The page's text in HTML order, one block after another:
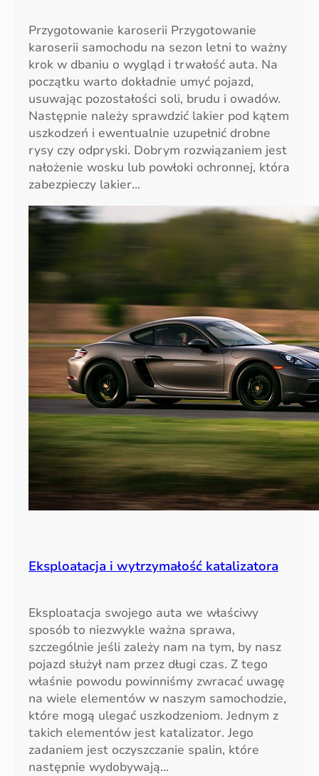
Przygotowanie karoserii Przygotowanie
karoserii samochodu na sezon letni to ważny
krok w dbaniu o wygląd i trwałość auta. Na
początku warto dokładnie umyć pojazd,
usuwając pozostałości soli, brudu i owadów.
Następnie należy sprawdzić lakier pod kątem
uszkodzeń i ewentualnie uzupełnić drobne
rysy czy odpryski. Dobrym rozwiązaniem jest
nałożenie wosku lub powłoki ochronnej, która
zabezpieczy lakier…
Eksploatacja i wytrzymałość katalizatora
Eksploatacja swojego auta we właściwy
sposób to niezwykle ważna sprawa,
szczególnie jeśli zależy nam na tym, by nasz
pojazd służył nam przez długi czas. Z tego
właśnie powodu powinniśmy zwracać uwagę
na wiele elementów w naszym samochodzie,
które mogą ulegać uszkodzeniom. Jednym z
takich elementów jest katalizator. Jego
zadaniem jest oczyszczanie spalin, które
następnie wydobywają…